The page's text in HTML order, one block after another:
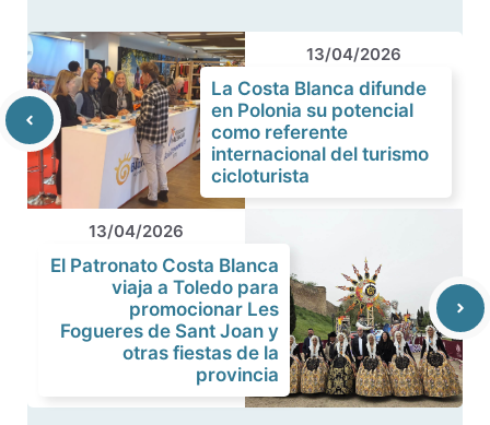
13/04/2026
La Costa Blanca difunde
en Polonia su potencial
como referente
internacional del turismo
cicloturista
13/04/2026
El Patronato Costa Blanca
viaja a Toledo para
promocionar Les
Fogueres de Sant Joan y
otras fiestas de la
provincia